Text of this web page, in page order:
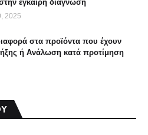
εγκαιρη διάγνωση
2025
στα προϊόντα που έχουν
ή Aνάλωση κατά προτίμηση